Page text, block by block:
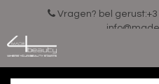
Vragen? bel